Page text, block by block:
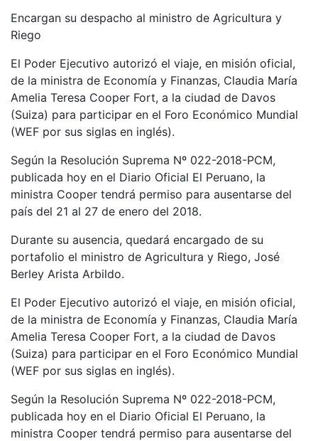
Encargan su despacho al ministro de Agricultura y
Riego
El Poder Ejecutivo autorizó el viaje, en misión oficial,
de la ministra de Economía y Finanzas, Claudia María
Amelia Teresa Cooper Fort, a la ciudad de Davos
(Suiza) para participar en el Foro Económico Mundial
(WEF por sus siglas en inglés).
Según la Resolución Suprema Nº 022-2018-PCM,
publicada hoy en el Diario Oficial El Peruano, la
ministra Cooper tendrá permiso para ausentarse del
país del 21 al 27 de enero del 2018.
Durante su ausencia, quedará encargado de su
portafolio el ministro de Agricultura y Riego, José
Berley Arista Arbildo.
El Poder Ejecutivo autorizó el viaje, en misión oficial,
de la ministra de Economía y Finanzas, Claudia María
Amelia Teresa Cooper Fort, a la ciudad de Davos
(Suiza) para participar en el Foro Económico Mundial
(WEF por sus siglas en inglés).
Según la Resolución Suprema Nº 022-2018-PCM,
publicada hoy en el Diario Oficial El Peruano, la
ministra Cooper tendrá permiso para ausentarse del